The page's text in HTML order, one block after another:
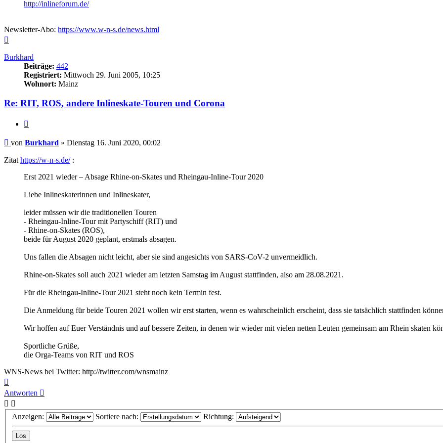
http://inlineforum.de/
Newsletter-Abo: https://www.w-n-s.de/news.html
Burkhard
Beiträge: 442
Registriert: Mittwoch 29. Juni 2005, 10:25
Wohnort: Mainz
Re: RIT, ROS, andere Inlineskate-Touren und Corona
Beitrag
von Burkhard » Dienstag 16. Juni 2020, 00:02
Zitat https://w-n-s.de/:
Erst 2021 wieder – Absage Rhine-on-Skates und Rheingau-Inline-Tour 2020
Liebe Inlineskaterinnen und Inlineskater,
leider müssen wir die traditionellen Touren
- Rheingau-Inline-Tour mit Partyschiff (RIT) und
- Rhine-on-Skates (ROS),
beide für August 2020 geplant, erstmals absagen.
Uns fallen die Absagen nicht leicht, aber sie sind angesichts von SARS-CoV-2 unvermeidlich.
Rhine-on-Skates soll auch 2021 wieder am letzten Samstag im August stattfinden, also am 28.08.2021.
Für die Rheingau-Inline-Tour 2021 steht noch kein Termin fest.
Die Anmeldung für beide Touren 2021 wollen wir erst starten, wenn es wahrscheinlich erscheint, dass sie tatsächlich stattfinden
Wir hoffen auf Euer Verständnis und auf bessere Zeiten, in denen wir wieder mit vielen netten Leuten gemeinsam am Rhein skaten
Sportliche Grüße,
die Orga-Teams von RIT und ROS
WNS-News bei Twitter: http://twitter.com/wnsmainz
oben
Antworten
Anzeigen: Sortiere nach: Richtung: